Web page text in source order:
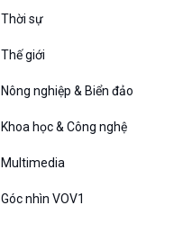
Thời sự
Thế giới
Nông nghiệp & Biển đảo
Khoa học & Công nghệ
Multimedia
Góc nhìn VOV1